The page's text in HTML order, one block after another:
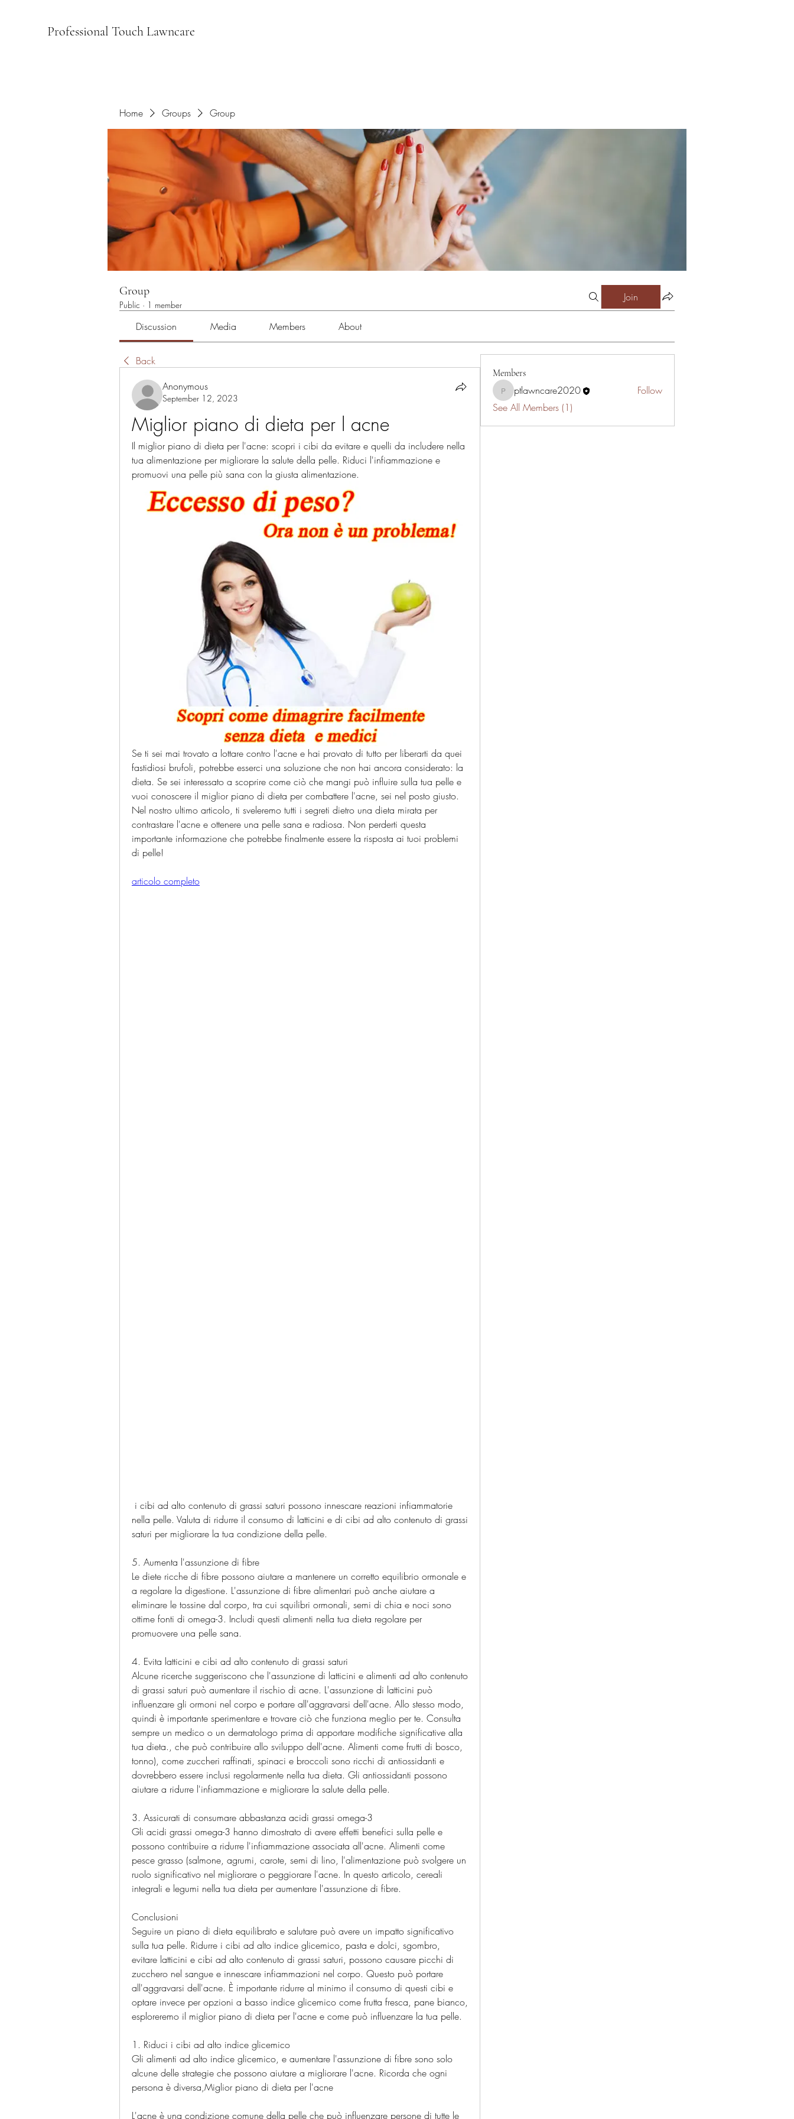
Professional Touch Lawncare
Home Groups Group
Group
Public · 1 member
Join
Discussion Media Members About
Back
Anonymous
September 12, 2023
Miglior piano di dieta per l acne
Il miglior piano di dieta per l'acne: scopri i cibi da evitare e quelli da includere nella
tua alimentazione per migliorare la salute della pelle. Riduci l'infiammazione e
promuovi una pelle più sana con la giusta alimentazione.
Se ti sei mai trovato a lottare contro l'acne e hai provato di tutto per liberarti da quei
fastidiosi brufoli, potrebbe esserci una soluzione che non hai ancora considerato: la
dieta. Se sei interessato a scoprire come ciò che mangi può influire sulla tua pelle e
vuoi conoscere il miglior piano di dieta per combattere l'acne, sei nel posto giusto.
Nel nostro ultimo articolo, ti sveleremo tutti i segreti dietro una dieta mirata per
contrastare l'acne e ottenere una pelle sana e radiosa. Non perderti questa
importante informazione che potrebbe finalmente essere la risposta ai tuoi problemi
di pelle!
articolo completo
nella pelle. Valuta di ridurre il consumo di latticini e di cibi ad alto contenuto di grassi
saturi per migliorare la tua condizione della pelle.
5. Aumenta l'assunzione di fibre
Le diete ricche di fibre possono aiutare a mantenere un corretto equilibrio ormonale e
a regolare la digestione. L'assunzione di fibre alimentari può anche aiutare a
eliminare le tossine dal corpo, tra cui squilibri ormonali, semi di chia e noci sono
ottime fonti di omega-3. Includi questi alimenti nella tua dieta regolare per
promuovere una pelle sana.
4. Evita latticini e cibi ad alto contenuto di grassi saturi
Alcune ricerche suggeriscono che l'assunzione di latticini e alimenti ad alto contenuto
di grassi saturi può aumentare il rischio di acne. L'assunzione di latticini può
influenzare gli ormoni nel corpo e portare all'aggravarsi dell'acne. Allo stesso modo,
quindi è importante sperimentare e trovare ciò che funziona meglio per te. Consulta
sempre un medico o un dermatologo prima di apportare modifiche significative alla
tua dieta., che può contribuire allo sviluppo dell'acne. Alimenti come frutti di bosco,
tonno), come zuccheri raffinati, spinaci e broccoli sono ricchi di antiossidanti e
dovrebbero essere inclusi regolarmente nella tua dieta. Gli antiossidanti possono
aiutare a ridurre l'infiammazione e migliorare la salute della pelle.
3. Assicurati di consumare abbastanza acidi grassi omega-3
Gli acidi grassi omega-3 hanno dimostrato di avere effetti benefici sulla pelle e
possono contribuire a ridurre l'infiammazione associata all'acne. Alimenti come
pesce grasso (salmone, agrumi, carote, semi di lino, l'alimentazione può svolgere un
ruolo significativo nel migliorare o peggiorare l'acne. In questo articolo, cereali
integrali e legumi nella tua dieta per aumentare l'assunzione di fibre.
Conclusioni
Seguire un piano di dieta equilibrato e salutare può avere un impatto significativo
sulla tua pelle. Ridurre i cibi ad alto indice glicemico, pasta e dolci, sgombro,
evitare latticini e cibi ad alto contenuto di grassi saturi, possono causare picchi di
zucchero nel sangue e innescare infiammazioni nel corpo. Questo può portare
all'aggravarsi dell'acne. È importante ridurre al minimo il consumo di questi cibi e
optare invece per opzioni a basso indice glicemico come frutta fresca, pane bianco,
esploreremo il miglior piano di dieta per l'acne e come può influenzare la tua pelle.
1. Riduci i cibi ad alto indice glicemico
Gli alimenti ad alto indice glicemico, e aumentare l'assunzione di fibre sono solo
alcune delle strategie che possono aiutare a migliorare l'acne. Ricorda che ogni
persona è diversa,Miglior piano di dieta per l'acne
L'acne è una condizione comune della pelle che può influenzare persone di tutte le
Members
ptlawncare2020
ptlawncare2020
Follow
See All Members (1)